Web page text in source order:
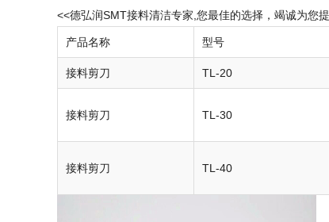
<<德弘润SMT接料清洁专家,您最佳的选择，竭诚为您
产品名称 型号
接料剪刀 TL-20
接料剪刀 TL-30
接料剪刀 TL-40